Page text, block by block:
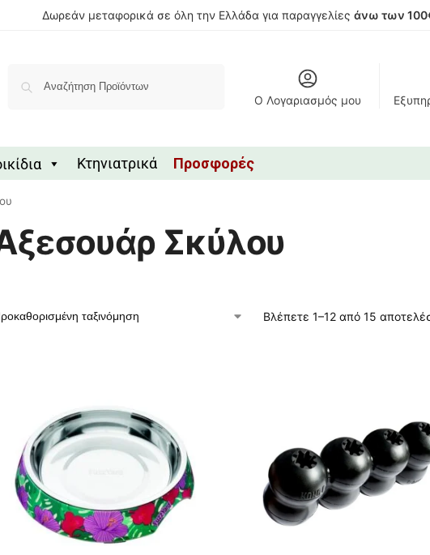
Δωρεάν μεταφορικά σε όλη την Ελλάδα για παραγγελίες άνω των
Ο Λογαριασμός μου
Κτηνιατρικά Προσφορές
Σκύλου
Βλέπετε 1–12 από 15